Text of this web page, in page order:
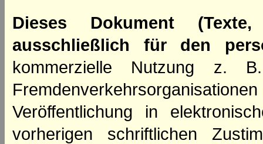
Dieses Dokument
ausschließlich für den
kommerzielle Nutzung z.
Veröffentlichung in
vorherigen schriftlichen